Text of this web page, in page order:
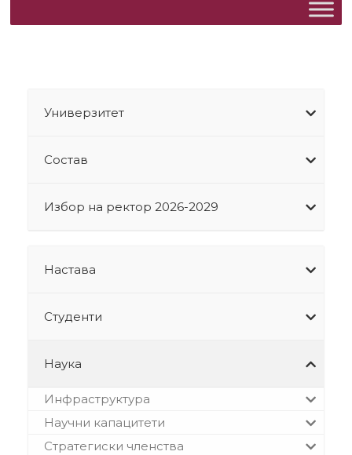
Универзитет
Состав
Избор на ректор 2026-2029
Настава
Студенти
Наука
Инфраструктура
Научни капацитети
Стратегиски членства